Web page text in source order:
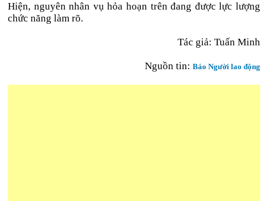
Hiện, nguyên nhân vụ hỏa hoạn trên đang được lực lượng
chức năng làm rõ.
Tác giả: Tuấn Minh
Nguồn tin: Báo Người lao động